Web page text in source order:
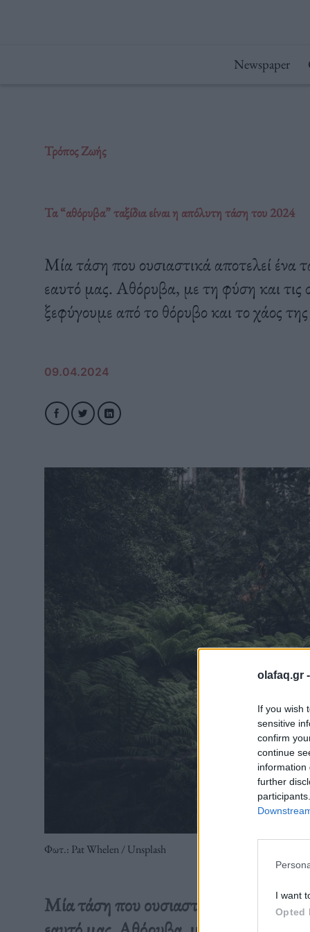
olafaq.gr -
If you wish
sensitive
confirm
continue
information
further
I want
Opted
Newspaper
Τρόπος Ζωής
Τα “αθόρυβα” ταξίδια είναι η απόλυτη τάση του 2024
Μία τάση που ουσιαστικά αποτελεί ένα
εαυτό μας. Αθόρυβα, με τη φύση και τις
ξεφύγουμε από το θόρυβο και το χάος
09.04.2024
Φωτ.: Pat Whelen / Unsplash
Μία τάση που ουσιαστικά αποτελεί ένα